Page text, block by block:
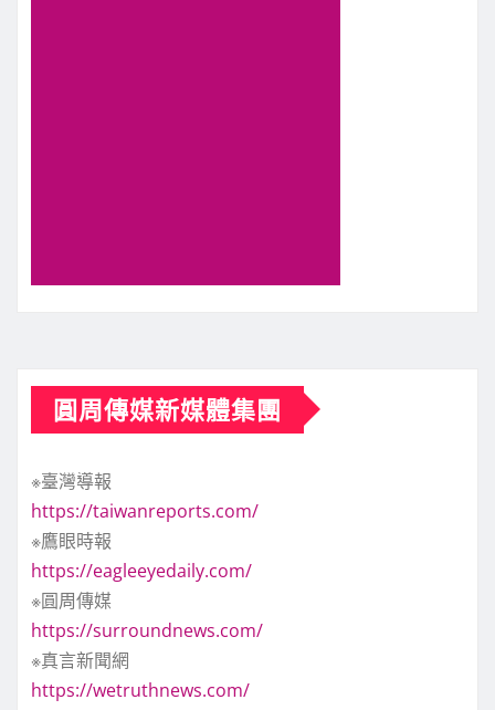
圓周傳媒新媒體集團
※臺灣導報
https://taiwanreports.com/
※鷹眼時報
https://eagleeyedaily.com/
※圓周傳媒
https://surroundnews.com/
※真言新聞網
https://wetruthnews.com/